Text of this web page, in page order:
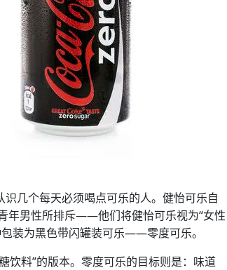
几个每天必须喝点可乐的人。健怡可乐自
年男性所排斥——他们将健怡可乐视为“女性
装为黑色带闪罐装可乐——零度可乐。
饮料”的版本。零度可乐的目标则是：味道